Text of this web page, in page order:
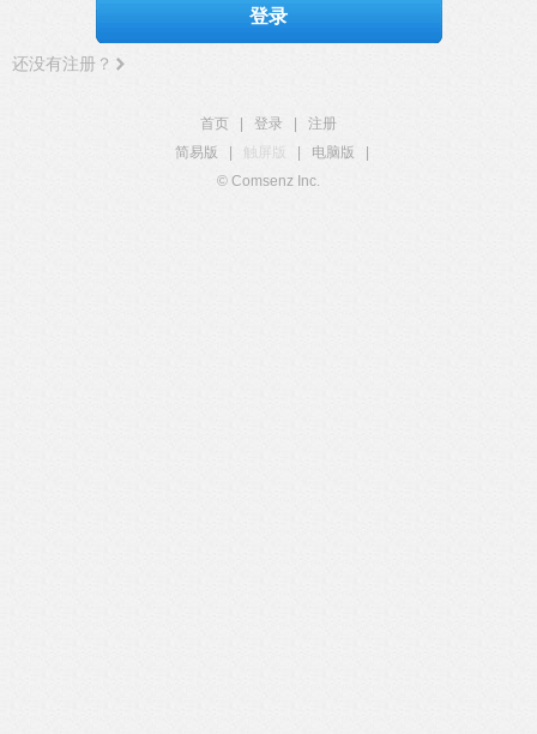
登录
还没有注册？
首页 登录
注册
简易版
触屏版 电脑版
© Comsenz Inc.